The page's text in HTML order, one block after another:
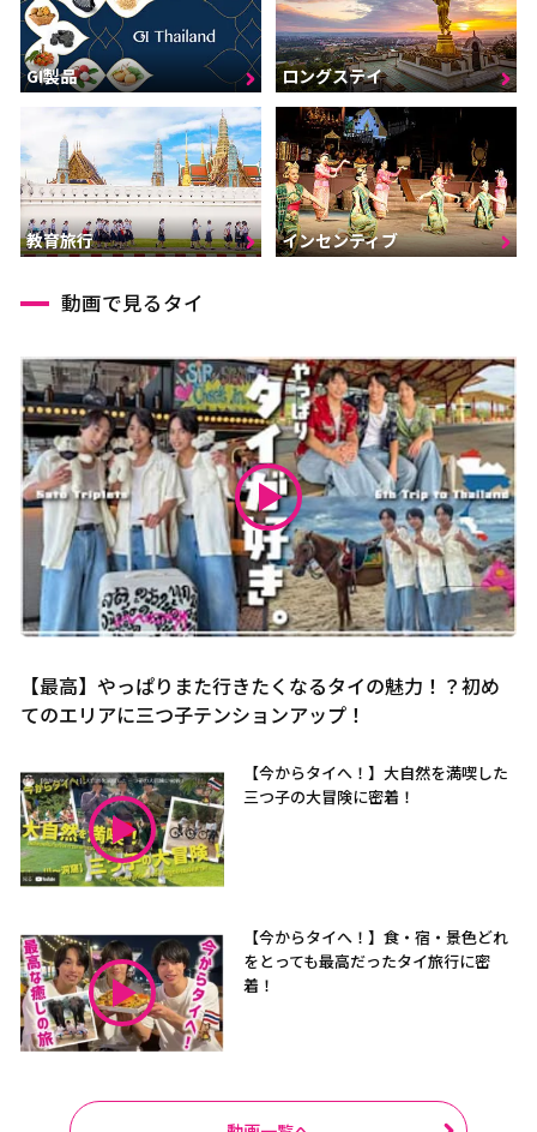
GI製品 ロングステイ
教育旅行 インセンティブ
動画で見るタイ
【最高】やっぱりまた行きたくなるタイの魅力！？初め
てのエリアに三つ子テンションアップ！
【今からタイへ！】大自然を満喫した
三つ子の大冒険に密着！
【今からタイへ！】食・宿・景色どれ
をとっても最高だったタイ旅行に密
着！